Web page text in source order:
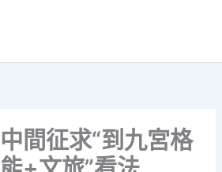
間征求“到九宮格